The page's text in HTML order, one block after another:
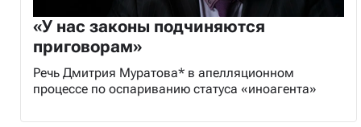
«У нас законы подчиняются
приговорам»
Речь Дмитрия Муратова* в апелляционном
процессе по оспариванию статуса «иноагента»